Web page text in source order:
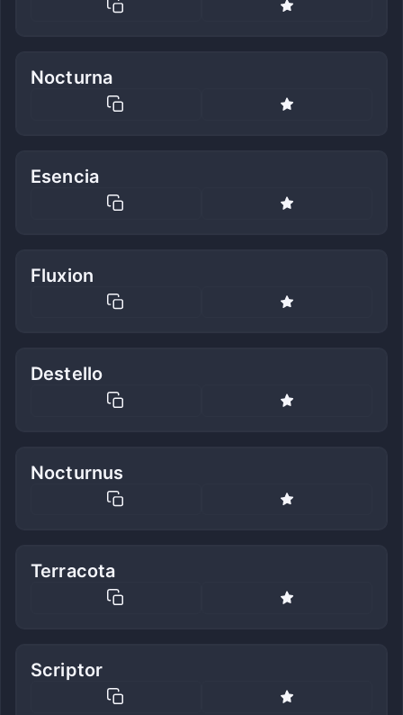
Nocturna
Esencia
Fluxion
Destello
Nocturnus
Terracota
Scriptor